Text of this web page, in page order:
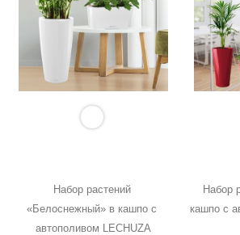
Набор растений
«Белоснежный» в кашпо с
автополивом LECHUZA
Набор
кашпо с